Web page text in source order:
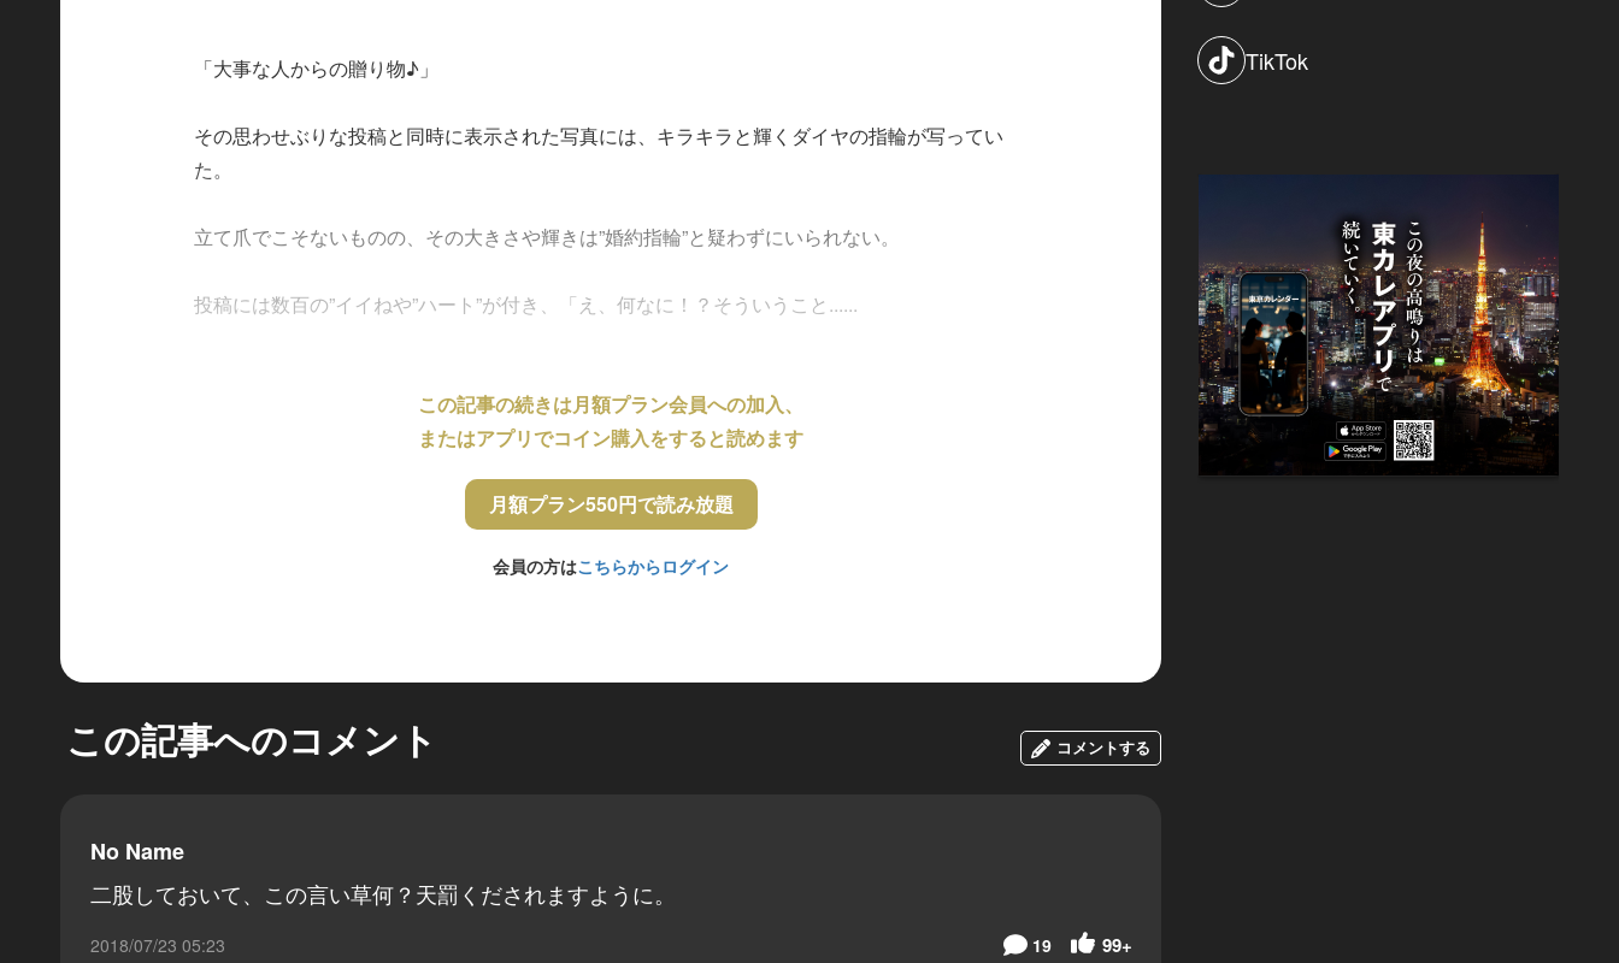
「大事な人からの贈り物♪」
その思わせぶりな投稿と同時に表示された写真には、キラキラと輝くダイヤの指輪が写ってい
た。
立て爪でこそないものの、その大きさや輝きは”婚約指輪”と疑わずにいられない。
投稿には数百の”イイねや”ハート”が付き、「え、何なに！？そういうこと......
この記事の続きは月額プラン会員への加入、
またはアプリでコイン購入をすると読めます
月額プラン550円で読み放題
会員の方はこちらからログイン
この記事へのコメント コメントする
No Name
二股しておいて、この言い草何？天罰くだされますように。
2018/07/23 05:23 99+
19
TikTok